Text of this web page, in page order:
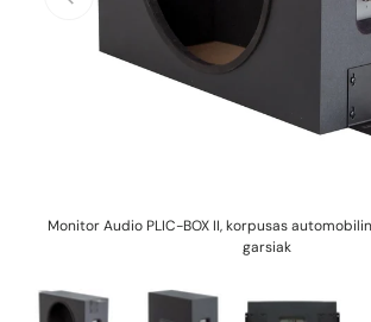
Monitor Audio PLIC-BOX II, korpusas
garsiak